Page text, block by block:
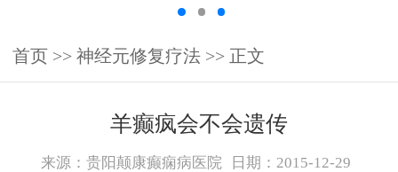
首页 >> 神经元修复疗法 >> 正文
羊癫疯会不会遗传
来源：贵阳颠康癫痫病医院 日期：2015-12-29